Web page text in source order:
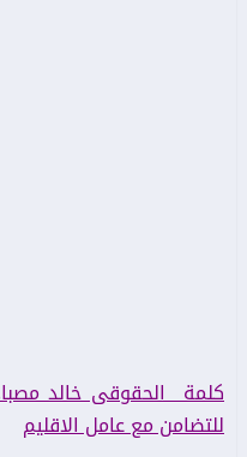
كلمة الحقوقى خالد
للتضامن مع عامل الاقليم